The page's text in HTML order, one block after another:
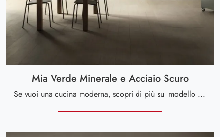
Mia Verde Minerale e Acciaio Scuro
Se vuoi una cucina moderna, scopri di più sul modello Mia Verde Minerale e Acciaio Scuro Scavolini.